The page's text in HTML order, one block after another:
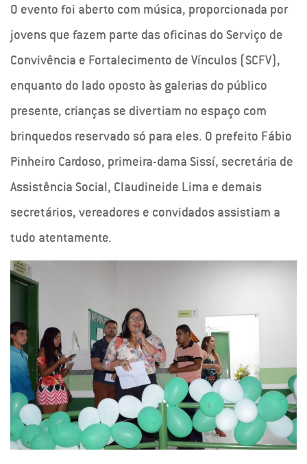
O evento foi aberto com música, proporcionada por
jovens que fazem parte das oficinas do Serviço de
Convivência e Fortalecimento de Vínculos (SCFV),
enquanto do lado oposto às galerias do público
presente, crianças se divertiam no espaço com
brinquedos reservado só para eles. O prefeito Fábio
Pinheiro Cardoso, primeira-dama Sissí, secretária de
Assistência Social, Claudineide Lima e demais
secretários, vereadores e convidados assistiam a
tudo atentamente.